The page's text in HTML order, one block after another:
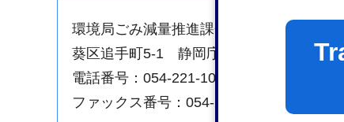
環境局ごみ減量推進課企画係
葵区追手町5-1 静岡庁舎新館13階
電話番号：054-221-1075
ファックス番号：054-221-1076